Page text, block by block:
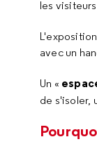
les
avec un
Un «
de s'isoler,